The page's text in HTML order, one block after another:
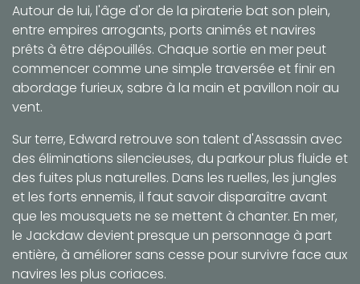
Autour de lui, l'âge d'or de la piraterie bat son plein,
entre empires arrogants, ports animés et navires
prêts à être dépouillés. Chaque sortie en mer peut
commencer comme une simple traversée et finir en
abordage furieux, sabre à la main et pavillon noir au
vent.
Sur terre, Edward retrouve son talent d'Assassin avec
des éliminations silencieuses, du parkour plus fluide et
des fuites plus naturelles. Dans les ruelles, les jungles
et les forts ennemis, il faut savoir disparaître avant
que les mousquets ne se mettent à chanter. En mer,
le Jackdaw devient presque un personnage à part
entière, à améliorer sans cesse pour survivre face aux
navires les plus coriaces.